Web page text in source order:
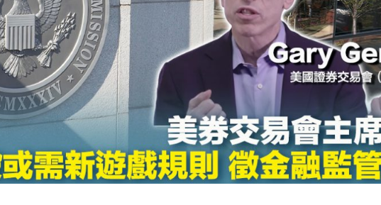
股自救後再出手 斥4億美元押注未上市公司
香港夥菜鳥拓全球智慧倉儲市場 加快海外市場落地
中期轉賺2300萬元 斥21億翻新香港及東京半島
赴洛杉磯高球場活動前 男子攜槍彈被捕
月PMI回落至51 企業擴張放慢兼縮減人手
再籌逾360億美元 支援Anthropic租用Google晶片
部擬擴大金屬關稅範圍 14類產品或加徵25%